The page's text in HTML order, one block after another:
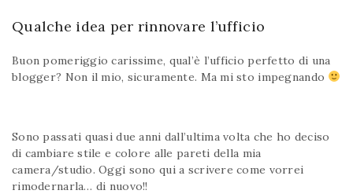
Qualche idea per rinnovare l’ufficio
Buon pomeriggio carissime, qual’è l’ufficio perfetto di una
blogger? Non il mio, sicuramente. Ma mi sto impegnando
Sono passati quasi due anni dall’ultima volta che ho deciso
di cambiare stile e colore alle pareti della mia
camera/studio. Oggi sono qui a scrivere come vorrei
rimodernarla… di nuovo!!